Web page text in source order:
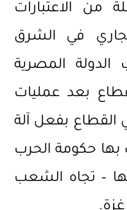
من الاعتبارات
في الشرق
المصرية
بعد عمليات
القطاع بفعل آلة
بها حكومة الحرب
– تجاه الشعب